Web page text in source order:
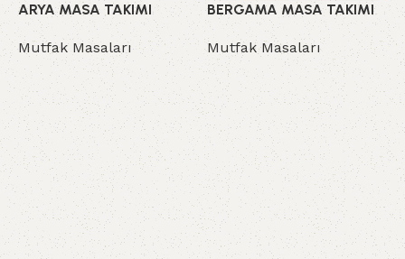
ARYA MASA TAKIMI
Mutfak Masaları
BERGAMA MASA TAKIMI
Mutfak Masaları